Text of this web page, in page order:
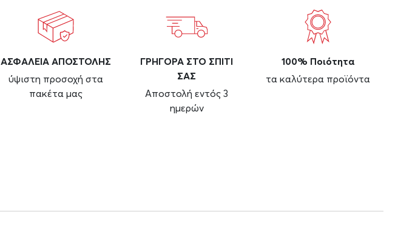
ΑΣΦAΛΕΙΑ ΑΠΟΣΤΟΛΗΣ
ύψιστη προσοχή στα
πακέτα μας
ΓΡΗΓΟΡΑ ΣΤΟ ΣΠΙΤΙ
ΣΑΣ
Αποστολή εντός 3
ημερών
100% Ποιότητα
τα καλύτερα προϊόντα